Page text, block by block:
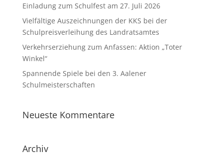
Einladung zum Schulfest am 27. Juli 2026
Vielfältige Auszeichnungen der KKS bei der
Schulpreisverleihung des Landratsamtes
Verkehrserziehung zum Anfassen: Aktion „Toter
Winkel“
Spannende Spiele bei den 3. Aalener
Schulmeisterschaften
Neueste Kommentare
Archiv